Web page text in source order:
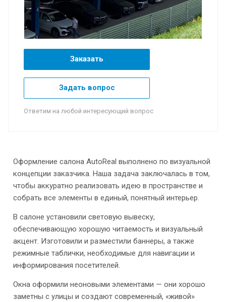
Заказать
Задать вопрос
Ответим на любой интересующий вопрос
Оформление салона AutoReal выполнено по визуальной
концепции заказчика. Наша задача заключалась в том,
чтобы аккуратно реализовать идею в пространстве и
собрать все элементы в единый, понятный интерьер.
В салоне установили световую вывеску,
обеспечивающую хорошую читаемость и визуальный
акцент. Изготовили и разместили баннеры, а также
режимные таблички, необходимые для навигации и
информирования посетителей.
Окна оформили неоновыми элементами — они хорошо
заметны с улицы и создают современный, «живой»